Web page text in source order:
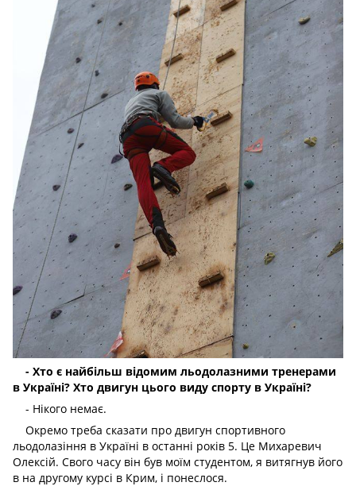
- Хто є найбільш відомим льодолазними тренерами
в Україні? Хто двигун цього виду спорту в Україні?
- Нікого немає.
Окремо треба сказати про двигун спортивного
льодолазіння в Україні в останні років 5. Це Михаревич
Олексій. Свого часу він був моїм студентом, я витягнув його
в на другому курсі в Крим, і понеслося.